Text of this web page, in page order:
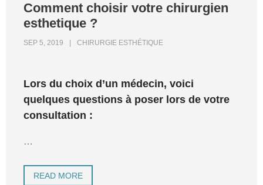
Comment choisir votre chirurgien
esthetique ?
SEP 5, 2019 CHIRURGIE ESTHÉTIQUE
Lors du choix d’un médecin, voici
quelques questions à poser lors de votre
consultation :
…
READ MORE